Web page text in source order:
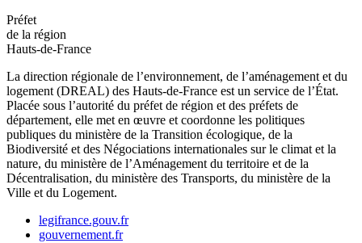
Préfet
de la région
Hauts-de-France
La direction régionale de l’environnement, de l’aménagement et du
logement (DREAL) des Hauts-de-France est un service de l’État.
Placée sous l’autorité du préfet de région et des préfets de
département, elle met en œuvre et coordonne les politiques
publiques du ministère de la Transition écologique, de la
Biodiversité et des Négociations internationales sur le climat et la
nature, du ministère de l’Aménagement du territoire et de la
Décentralisation, du ministère des Transports, du ministère de la
Ville et du Logement.
legifrance.gouv.fr
gouvernement.fr